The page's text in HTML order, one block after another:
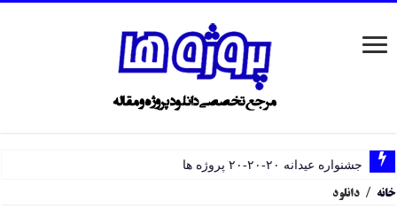
جشنواره عیدانه ۲۰-۲۰-۲۰ پروژه ها
خانه / دانلود